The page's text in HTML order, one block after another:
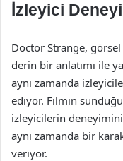
İzleyici
Doctor Strange,
derin bir anlatımı ile
aynı zamanda
ediyor. Filmin
izleyicilerin
aynı zamanda bir
veriyor.